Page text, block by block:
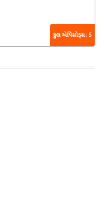
કુલ એપિસોડ્સ : 5